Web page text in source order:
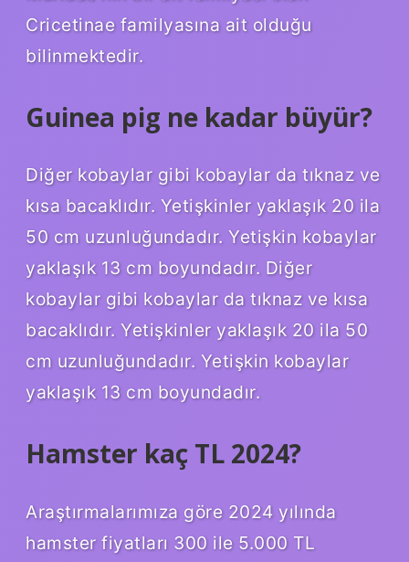
Cricetinae familyasına ait olduğu
bilinmektedir.
Guinea pig ne kadar büyür?
Diğer kobaylar gibi kobaylar da tıknaz ve
kısa bacaklıdır. Yetişkinler yaklaşık 20 ila
50 cm uzunluğundadır. Yetişkin kobaylar
yaklaşık 13 cm boyundadır. Diğer
kobaylar gibi kobaylar da tıknaz ve kısa
bacaklıdır. Yetişkinler yaklaşık 20 ila 50
cm uzunluğundadır. Yetişkin kobaylar
yaklaşık 13 cm boyundadır.
Hamster kaç TL 2024?
Araştırmalarımıza göre 2024 yılında
hamster fiyatları 300 ile 5.000 TL